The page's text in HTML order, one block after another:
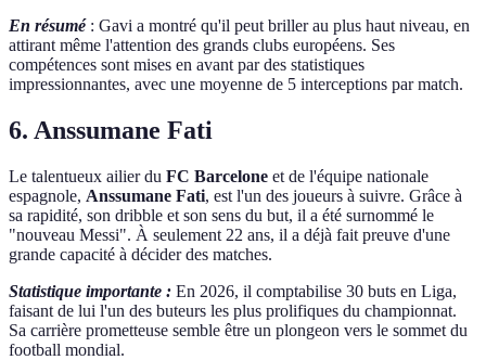
En résumé: Gavi a montré qu'il peut briller au plus haut niveau, en
attirant même l'attention des grands clubs européens. Ses
compétences sont mises en avant par des statistiques
impressionnantes, avec une moyenne de 5 interceptions par match.
6. Anssumane Fati
Le talentueux ailier du FC Barcelone et de l'équipe nationale
espagnole, Anssumane Fati, est l'un des joueurs à suivre. Grâce à
sa rapidité, son dribble et son sens du but, il a été surnommé le
"nouveau Messi". À seulement 22 ans, il a déjà fait preuve d'une
grande capacité à décider des matches.
Statistique importante : En 2026, il comptabilise 30 buts en Liga,
faisant de lui l'un des buteurs les plus prolifiques du championnat.
Sa carrière prometteuse semble être un plongeon vers le sommet du
football mondial.